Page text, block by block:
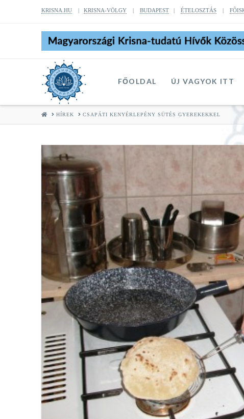
KRISNA.HU| KRISNA-VÖLGY| BUDAPEST| ÉTELOSZTÁS|
FŐOLDAL ÚJ VAGYOK ITT
HOMEHÍREK CSAPÁTI KENYÉRLEPÉNY SÜTÉS GYEREKEKKEL